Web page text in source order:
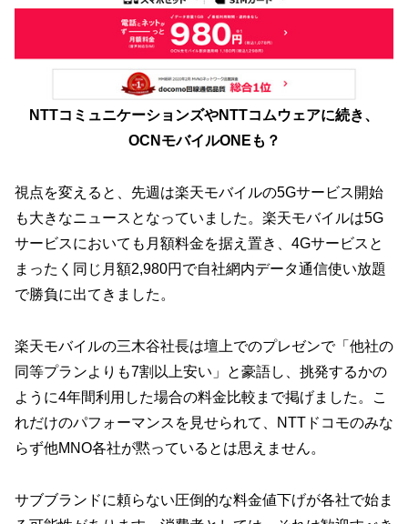
NTTコミュニケーションズやNTTコムウェアに続き、
OCNモバイルONEも？
視点を変えると、先週は楽天モバイルの5Gサービス開始
も大きなニュースとなっていました。楽天モバイルは5G
サービスにおいても月額料金を据え置き、4Gサービスと
まったく同じ月額2,980円で自社網内データ通信使い放題
で勝負に出てきました。
楽天モバイルの三木谷社長は壇上でのプレゼンで「他社の
同等プランよりも7割以上安い」と豪語し、挑発するかの
ように4年間利用した場合の料金比較まで掲げました。こ
れだけのパフォーマンスを見せられて、NTTドコモのみな
らず他MNO各社が黙っているとは思えません。
サブブランドに頼らない圧倒的な料金値下げが各社で始ま